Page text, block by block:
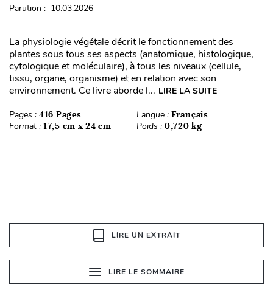
Parution : 10.03.2026
La physiologie végétale décrit le fonctionnement des
plantes sous tous ses aspects (anatomique, histologique,
cytologique et moléculaire), à tous les niveaux (cellule,
tissu, organe, organisme) et en relation avec son
environnement. Ce livre aborde l... LIRE LA SUITE
Pages : 416 Pages Langue : Français
Format : 17,5 cm x 24 cm Poids : 0,720 kg
LIRE UN EXTRAIT
LIRE LE SOMMAIRE